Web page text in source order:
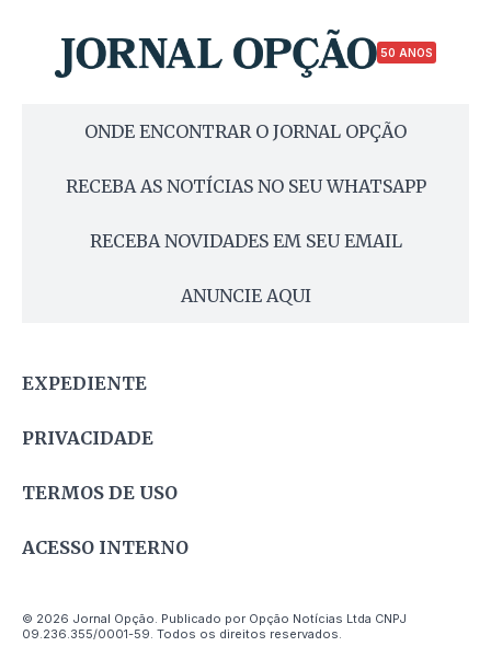
50 ANOS
ONDE ENCONTRAR O JORNAL OPÇÃO
RECEBA AS NOTÍCIAS NO SEU WHATSAPP
RECEBA NOVIDADES EM SEU EMAIL
ANUNCIE AQUI
EXPEDIENTE
PRIVACIDADE
TERMOS DE USO
ACESSO INTERNO
© 2026 Jornal Opção. Publicado por Opção Notícias Ltda CNPJ
09.236.355/0001-59. Todos os direitos reservados.